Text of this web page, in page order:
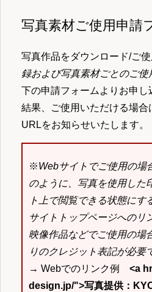
写真素材ご使用申請
写真作品をダウンロード/ご
録および写真素材ごとのご使
下の申請フォームよりお申
結果、ご使用いただける場合
URLをお知らせいたします。
※Webサイトでご使用の場
のように、写真を使用した
ト上で閲覧できる状態にす
サイトトップページへのリ
映像作品などでご使用の場
りのクレジット表記が必要
→ Webでのリンク例 <a
design.jp/">写真提供：